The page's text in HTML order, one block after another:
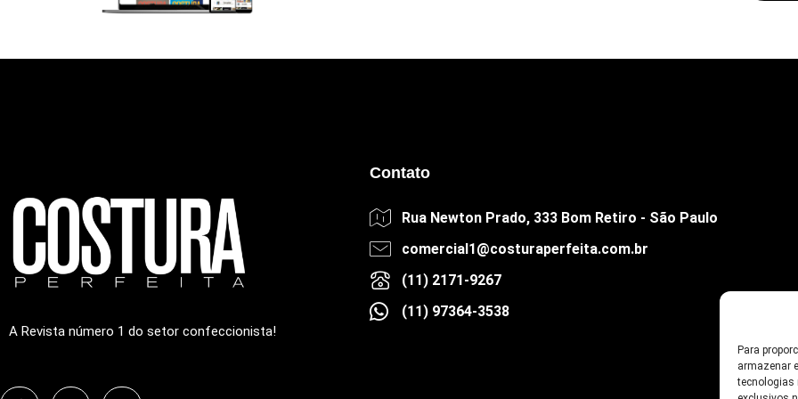
Para
armazenar
tecnologias
A Revista número 1 do setor confeccionista!
Contato
Rua Newton Prado, 333 Bom Retiro - São Paulo
comercial1@costuraperfeita.com.br
(11) 2171-9267
(11) 97364-3538